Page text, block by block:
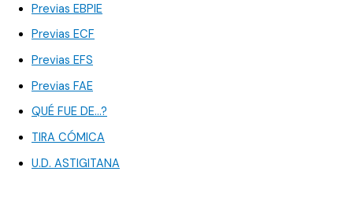
Previas EBPIE
Previas ECF
Previas EFS
Previas FAE
QUÉ FUE DE…?
TIRA CÓMICA
U.D. ASTIGITANA